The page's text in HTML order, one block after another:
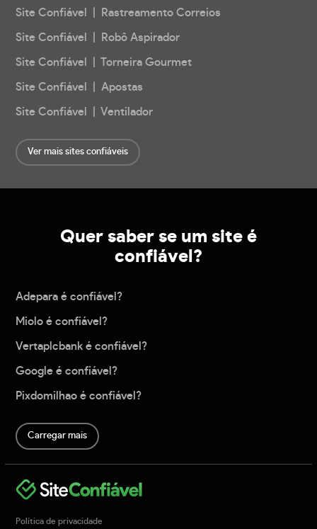
Site Confiável | Rastreamento Correios
Site Confiável | Robô Aspirador
Site Confiável | Torneira Gourmet
Site Confiável | Apostas
Site Confiável | Ventilador
Ver mais sites confiáveis
Quer saber se um site é
confiável?
Adepara é confiável?
Miolo é confiável?
Vertaplcbank é confiável?
Google é confiável?
Pixdomilhao é confiável?
Carregar mais
Política de privacidade